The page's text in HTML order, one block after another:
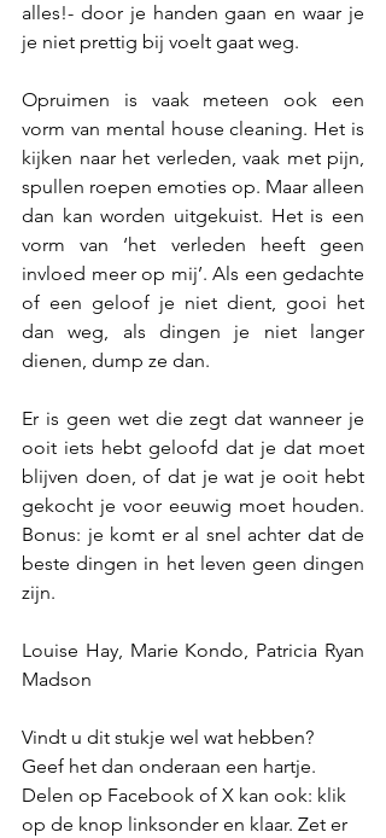
alles!- door je handen gaan en waar je
je niet prettig bij voelt gaat weg.
Opruimen is vaak meteen ook een
vorm van mental house cleaning. Het is
kijken naar het verleden, vaak met pijn,
spullen roepen emoties op. Maar alleen
dan kan worden uitgekuist. Het is een
vorm van ‘het verleden heeft geen
invloed meer op mij’. Als een gedachte
of een geloof je niet dient, gooi het
dan weg, als dingen je niet langer
dienen, dump ze dan.
Er is geen wet die zegt dat wanneer je
ooit iets hebt geloofd dat je dat moet
blijven doen, of dat je wat je ooit hebt
gekocht je voor eeuwig moet houden.
Bonus: je komt er al snel achter dat de
beste dingen in het leven geen dingen
zijn.
Louise Hay, Marie Kondo, Patricia Ryan
Madson
Vindt u dit stukje wel wat hebben?
Geef het dan onderaan een hartje.
Delen op Facebook of X kan ook: klik
op de knop linksonder en klaar. Zet er